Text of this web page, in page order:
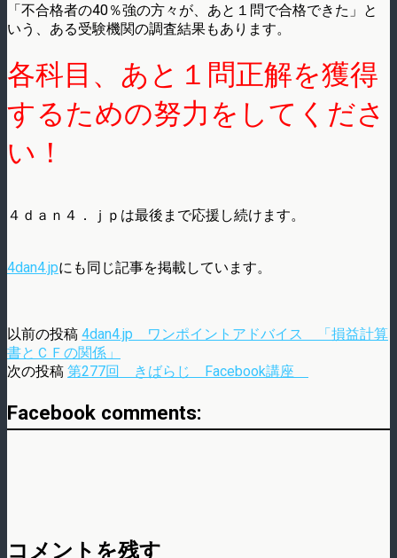
「不合格者の40％強の方々が、あと１問で合格できた」と
いう、ある受験機関の調査結果もあります。
各科目、あと１問正解を獲得
するための努力をしてくださ
い！
４ｄａｎ４．ｊｐは最後まで応援し続けます。
4dan4.jpにも同じ記事を掲載しています。
以前の投稿 4dan4.jp ワンポイントアドバイス 「損益計算
書とＣＦの関係」
次の投稿 第277回 きばらじ Facebook講座
Facebook comments:
コメントを残す